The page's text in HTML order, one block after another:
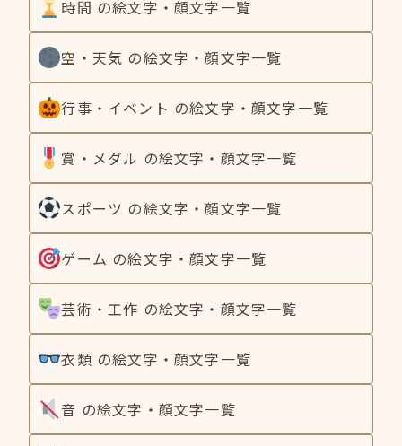
時間 の絵文字・顔文字一覧
空・天気 の絵文字・顔文字一覧
行事・イベント の絵文字・顔文字一覧
賞・メダル の絵文字・顔文字一覧
スポーツ の絵文字・顔文字一覧
ゲーム の絵文字・顔文字一覧
芸術・工作 の絵文字・顔文字一覧
衣類 の絵文字・顔文字一覧
音 の絵文字・顔文字一覧